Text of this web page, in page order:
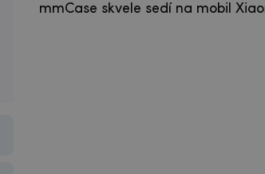
mmCase skvele sedí na mobil